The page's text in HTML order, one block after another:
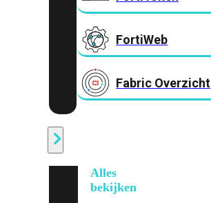
FortiWeb
Fabric Overzicht
Alles
bekijken